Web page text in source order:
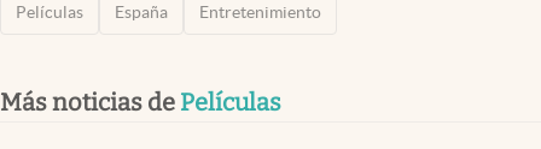
Películas España Entretenimiento
Más noticias de Películas